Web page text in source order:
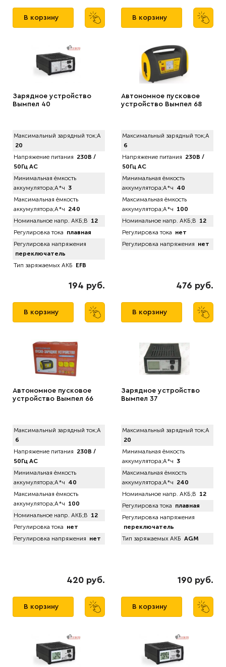
В корзину В корзину
Зарядное устройство
Вымпел 40
Максимальный зарядный ток;А
20
Напряжение питания 230В /
50Гц AC
Минимальная ёмкость
аккумулятора;А*ч 3
Максимальная ёмкость
аккумулятора;А*ч 240
Номинальное напр. АКБ;В 12
Регулировка тока плавная
Регулировка напряжения
переключатель
Тип заряжаемых АКБ EFB
194 руб.
В корзину
Автономное пусковое
устройство Вымпел 68
Максимальный зарядный ток;А
6
Напряжение питания 230В /
50Гц AC
Минимальная ёмкость
аккумулятора;А*ч 40
Максимальная ёмкость
аккумулятора;А*ч 100
Номинальное напр. АКБ;В 12
Регулировка тока нет
Регулировка напряжения нет
476 руб.
В корзину
Автономное пусковое
устройство Вымпел 66
Максимальный зарядный ток;А
6
Напряжение питания 230В /
50Гц AC
Минимальная ёмкость
аккумулятора;А*ч 40
Максимальная ёмкость
аккумулятора;А*ч 100
Номинальное напр. АКБ;В 12
Регулировка тока нет
Регулировка напряжения нет
420 руб.
В корзину
Зарядное устройство
Вымпел 37
Максимальный зарядный ток;А
20
Минимальная ёмкость
аккумулятора;А*ч 3
Максимальная ёмкость
аккумулятора;А*ч 240
Номинальное напр. АКБ;В 12
Регулировка тока плавная
Регулировка напряжения
переключатель
Тип заряжаемых АКБ AGM
190 руб.
В корзину